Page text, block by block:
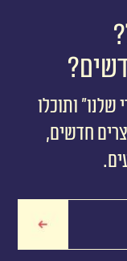
שלנו״ ותוכלו
חדשים,